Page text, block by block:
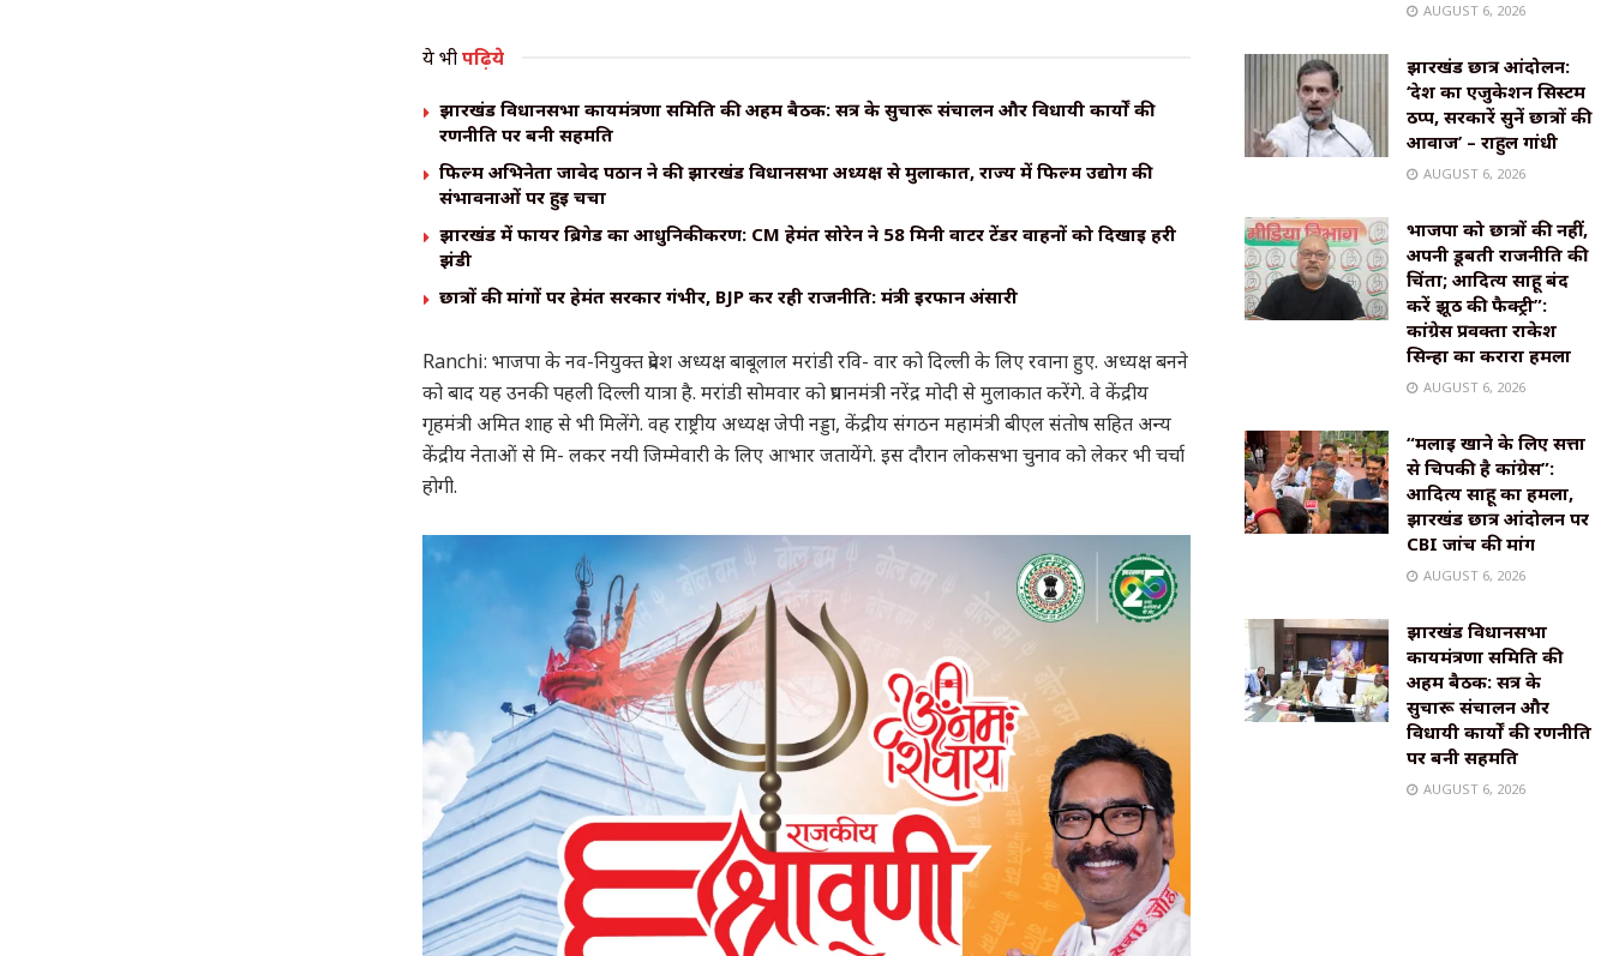
ये भीपढ़िये
झारखंड विधानसभा कार्यमंत्रणा समिति की अहम बैठक: सत्र के सुचारू संचालन और विधायी कार्यों की
रणनीति पर बनी सहमति
फिल्म अभिनेता जावेद पठान ने की झारखंड विधानसभा अध्यक्ष से मुलाकात, राज्य में फिल्म उद्योग की
संभावनाओं पर हुई चर्चा
झारखंड में फायर ब्रिगेड का आधुनिकीकरण: CM हेमंत सोरेन ने 58 मिनी वाटर टेंडर वाहनों को दिखाई हरी
झंडी
छात्रों की मांगों पर हेमंत सरकार गंभीर, BJP कर रही राजनीति: मंत्री इरफान अंसारी
Ranchi: भाजपा के नव-नियुक्त प्रदेश अध्यक्ष बाबूलाल मरांडी रवि- वार को दिल्ली के लिए रवाना हुए. अध्यक्ष बनने
को बाद यह उनकी पहली दिल्ली यात्रा है. मरांडी सोमवार को प्रधानमंत्री नरेंद्र मोदी से मुलाकात करेंगे. वे केंद्रीय
गृहमंत्री अमित शाह से भी मिलेंगे. वह राष्ट्रीय अध्यक्ष जेपी नड्डा, केंद्रीय संगठन महामंत्री बीएल संतोष सहित अन्य
केंद्रीय नेताओं से मि- लकर नयी जिम्मेवारी के लिए आभार जतायेंगे. इस दौरान लोकसभा चुनाव को लेकर भी चर्चा
होगी.
AUGUST 6, 2026
झारखंड छात्र आंदोलन:
‘देश का एजुकेशन सिस्टम
ठप्प, सरकारें सुनें छात्रों की
आवाज’ – राहुल गांधी
AUGUST 6, 2026
भाजपा को छात्रों की नहीं,
अपनी डूबती राजनीति की
चिंता; आदित्य साहू बंद
करें झूठ की फैक्ट्री”:
कांग्रेस प्रवक्ता राकेश
सिन्हा का करारा हमला
AUGUST 6, 2026
“मलाई खाने के लिए सत्ता
से चिपकी है कांग्रेस”:
आदित्य साहू का हमला,
झारखंड छात्र आंदोलन पर
CBI जांच की मांग
AUGUST 6, 2026
झारखंड विधानसभा
कार्यमंत्रणा समिति की
अहम बैठक: सत्र के
सुचारू संचालन और
विधायी कार्यों की रणनीति
पर बनी सहमति
AUGUST 6, 2026